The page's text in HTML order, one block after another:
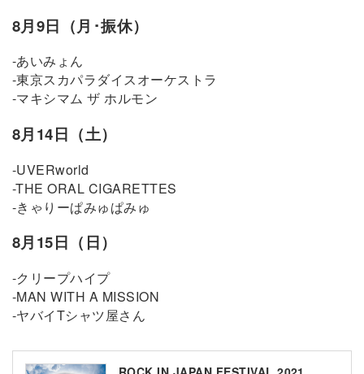
8月9日（月･振休）
-あいみょん
-東京スカパラダイスオーケストラ
-マキシマム ザ ホルモン
8月14日（土）
-UVERworld
-THE ORAL CIGARETTES
-きゃりーぱみゅぱみゅ
8月15日（日）
-クリープハイプ
-MAN WITH A MISSION
-ヤバイTシャツ屋さん